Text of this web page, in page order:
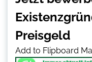
Preisgeld
Add to Flipboard